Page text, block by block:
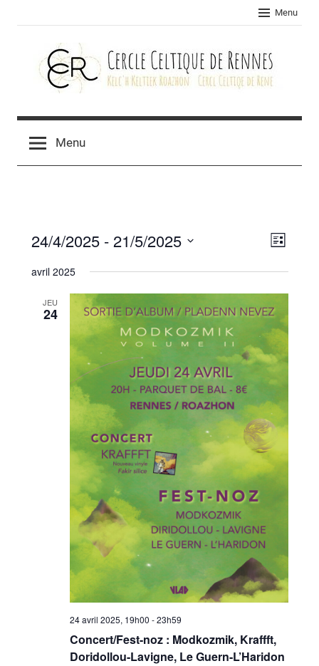
Menu
Cercle
celtique
Menu
par
Liste
24/4/2025 - 21/5/2025
date.
avril 2025
JEU
24
24 avril 2025, 19h00 -23h59
Concert/Fest-noz : Modkozmik, Kraffft,
Doridollou-Lavigne, Le Guern-L’Haridon